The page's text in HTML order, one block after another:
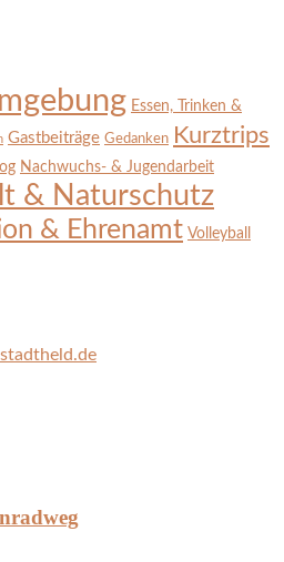
Essen, Trinken &
Gastbeiträge Gedanken
Kurztrips
Nachwuchs- & Jugendarbeit
& Naturschutz
& Ehrenamt Volleyball